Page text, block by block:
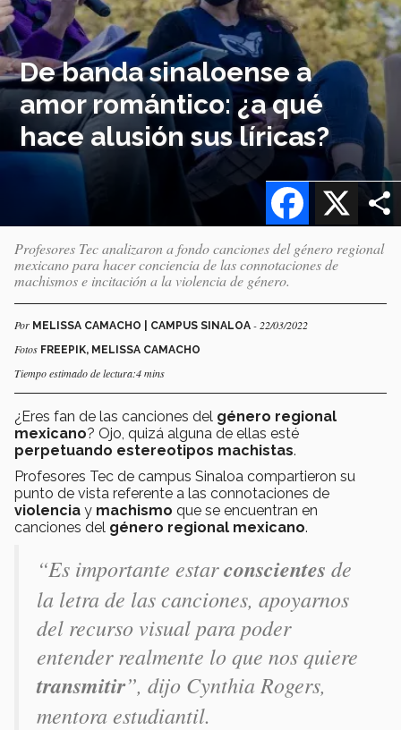
De banda sinaloense a
amor romántico: ¿a qué
hace alusión sus líricas?
X
Facebook
Profesores Tec analizaron a fondo canciones del género regional
mexicano para hacer conciencia de las connotaciones de
machismos e incitación a la violencia de género.
Por MELISSA CAMACHO | CAMPUS SINALOA - 22/03/2022
Fotos FREEPIK, MELISSA CAMACHO
Tiempo estimado de lectura:4 mins
¿Eres fan de las canciones del género regional
mexicano? Ojo, quizá alguna de ellas esté
perpetuando estereotipos machistas.
Profesores Tec de campus Sinaloa compartieron su
punto de vista referente a las connotaciones de
violencia y machismo que se encuentran en
canciones del género regional mexicano.
“Es importante estarconscientes de
la letra de las canciones, apoyarnos
del recurso visual para poder
entender realmente lo que nos quiere
transmitir”, dijo Cynthia Rogers,
mentora estudiantil.